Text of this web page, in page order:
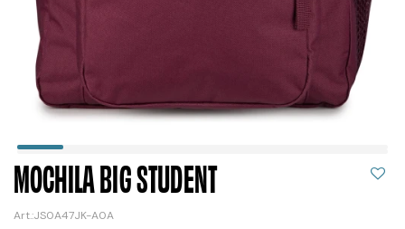
MOCHILA BIG STUDENT
JS0A47JK-A0A